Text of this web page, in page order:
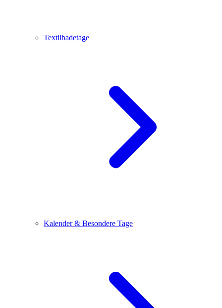
Textilbadetage
Kalender & Besondere Tage